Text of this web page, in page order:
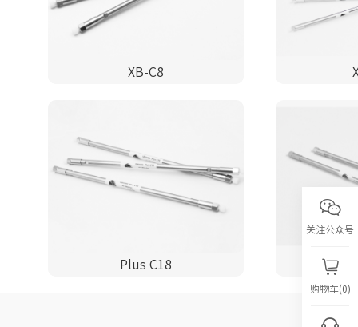
XB-C8
Plus C18
关注公众号
购物车(0)